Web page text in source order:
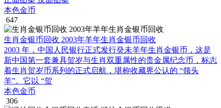
本色金币
647
生肖金银币回收 2003年羊年生肖金银币回收
2003 年，中国人民银行正式发行癸未羊年生肖金银币，这是
新中国第一套兼具贺岁与生肖双重属性的贵金属纪念币，标志
着生肖贺岁币系列的正式启航，堪称收藏界公认的 “领头
羊”。它以 “贺
本色金币
306